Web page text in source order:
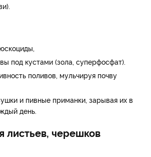
под кустами (зола, суперфосфат).
поливов, мульчируя почву
и пивные приманки, зарывая их в
день.
листьев, черешков